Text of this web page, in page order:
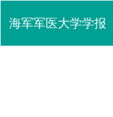
海军军医大学学报